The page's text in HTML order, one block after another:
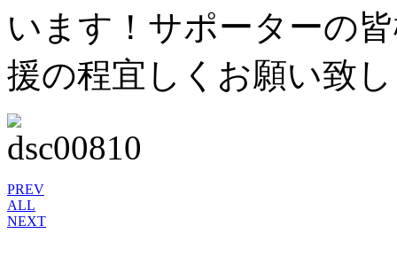
います！サポーターの
援の程宜しくお願い致
PREV
ALL
NEXT